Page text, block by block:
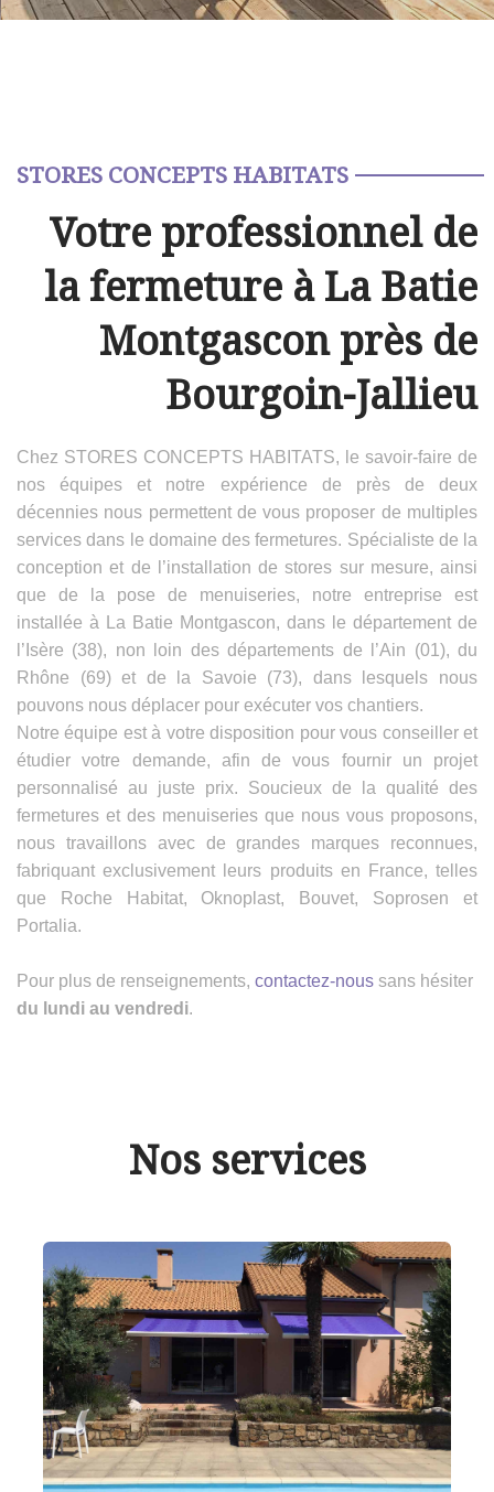
STORES CONCEPTS HABITATS
Votre professionnel de
la fermeture à La Batie
Montgascon près de
Bourgoin-Jallieu
Chez STORES CONCEPTS HABITATS, le savoir-faire de
nos équipes et notre expérience de près de deux
décennies nous permettent de vous proposer de multiples
services dans le domaine des fermetures. Spécialiste de la
conception et de l’installation de stores sur mesure, ainsi
que de la pose de menuiseries, notre entreprise est
installée à La Batie Montgascon, dans le département de
l’Isère (38), non loin des départements de l’Ain (01), du
Rhône (69) et de la Savoie (73), dans lesquels nous
pouvons nous déplacer pour exécuter vos chantiers.
Notre équipe est à votre disposition pour vous conseiller et
étudier votre demande, afin de vous fournir un projet
personnalisé au juste prix. Soucieux de la qualité des
fermetures et des menuiseries que nous vous proposons,
nous travaillons avec de grandes marques reconnues,
fabriquant exclusivement leurs produits en France, telles
que Roche Habitat, Oknoplast, Bouvet, Soprosen et
Portalia.
Pour plus de renseignements, contactez-nous sans hésiter
du lundi au vendredi.
Nos services